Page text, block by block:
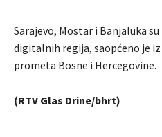
Sarajevo, Mostar i Banjaluka
digitalnih regija, saopćeno je
prometa Bosne i Hercegovine.
(RTV Glas Drine/bhrt)